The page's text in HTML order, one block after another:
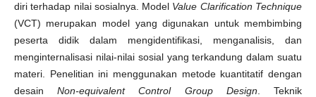
diri terhadap nilai sosialnya. Model Value Clarification Technique
(VCT) merupakan model yang digunakan untuk membimbing
peserta didik dalam mengidentifikasi, menganalisis, dan
menginternalisasi nilai-nilai sosial yang terkandung dalam suatu
materi. Penelitian ini menggunakan metode kuantitatif dengan
desainNon-equivalent Control Group Design . Teknik